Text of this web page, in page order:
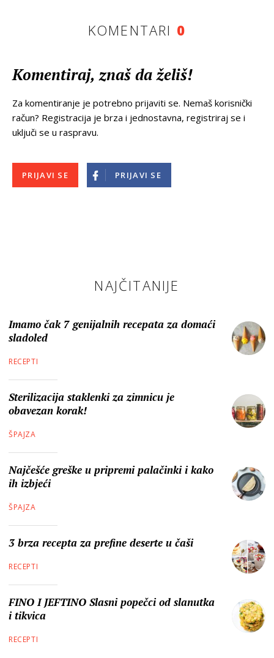
KOMENTARI 0
Komentiraj, znaš da želiš!
Za komentiranje je potrebno prijaviti se. Nemaš korisnički
račun? Registracija je brza i jednostavna, registriraj se i
uključi se u raspravu.
PRIJAVI SE PRIJAVI SE
NAJČITANIJE
Imamo čak 7 genijalnih recepata za domaći
sladoled
RECEPTI
Sterilizacija staklenki za zimnicu je
obavezan korak!
ŠPAJZA
Najčešće greške u pripremi palačinki i kako
ih izbjeći
ŠPAJZA
3 brza recepta za prefine deserte u čaši
RECEPTI
FINO I JEFTINO Slasni popečci od slanutka
i tikvica
RECEPTI